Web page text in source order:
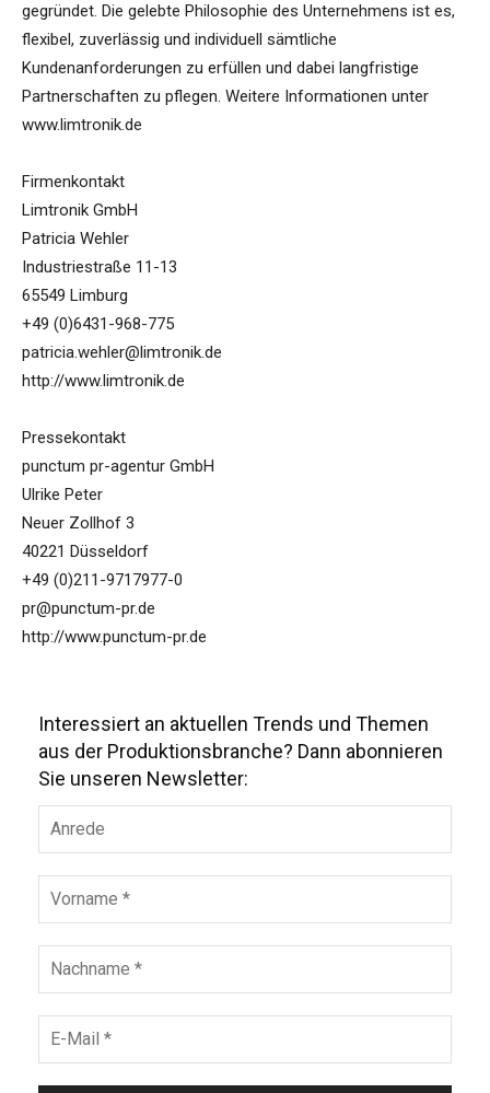
gegründet. Die gelebte Philosophie des Unternehmens ist es,
flexibel, zuverlässig und individuell sämtliche
Kundenanforderungen zu erfüllen und dabei langfristige
Partnerschaften zu pflegen. Weitere Informationen unter
www.limtronik.de
Firmenkontakt
Limtronik GmbH
Patricia Wehler
Industriestraße 11-13
65549 Limburg
+49 (0)6431-968-775
patricia.wehler@limtronik.de
http://www.limtronik.de
Pressekontakt
punctum pr-agentur GmbH
Ulrike Peter
Neuer Zollhof 3
40221 Düsseldorf
+49 (0)211-9717977-0
pr@punctum-pr.de
http://www.punctum-pr.de
Interessiert an aktuellen Trends und Themen
aus der Produktionsbranche? Dann abonnieren
Sie unseren Newsletter: